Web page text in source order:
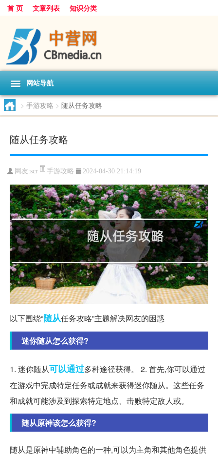
首 页 文章列表 知识分类
网站导航
> 手游攻略 > 随从任务攻略
随从任务攻略
网友:scr 手游攻略 2024-04-30 21:14:19
以下围绕“随从任务攻略”主题解决网友的困惑
迷你随从怎么获得?
1. 迷你随从可以通过多种途径获得。 2. 首先,你可以通过
在游戏中完成特定任务或成就来获得迷你随从。这些任务
和成就可能涉及到探索特定地点、击败特定敌人或。
随从原神该怎么获得?
随从是原神中辅助角色的一种,可以为主角和其他角色提供